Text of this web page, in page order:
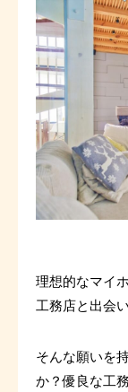
理想的なマイ
工務店と出会い
そんな願いを
か？優良な工